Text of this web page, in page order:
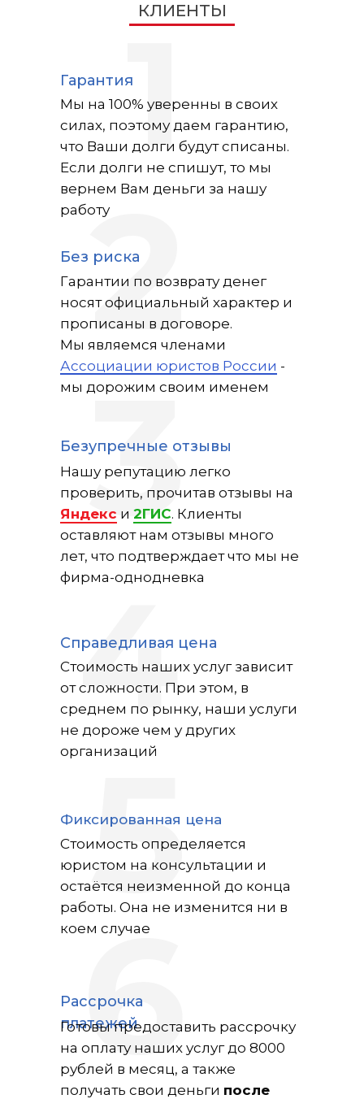
КЛИЕНТЫ
3
2
1
Гарантия
Без риска
Безупречные отзывы
Мы на 100% уверенны в своих
силах, поэтому даем гарантию,
что Ваши долги будут списаны.
Если долги не спишут, то мы
вернем Вам деньги за нашу
работу
Гарантии по возврату денег
носят официальный характер и
прописаны в договоре.
Мы являемся членами
Ассоциации юристов России -
мы дорожим своим именем
Нашу репутацию легко
проверить, прочитав отзывы на
Яндекс и 2ГИС. Клиенты
оставляют нам отзывы много
лет, что подтверждает что мы не
фирма-однодневка
6
5
4
Справедливая цена
Фиксированная цена
Рассрочка
платежей
Стоимость наших услуг зависит
от сложности. При этом, в
среднем по рынку, наши услуги
не дороже чем у других
организаций
Стоимость определяется
юристом на консультации и
остаётся неизменной до конца
работы. Она не изменится ни в
коем случае
Готовы предоставить рассрочку
на оплату наших услуг до 8000
рублей в месяц, а также
получать свои деньги после